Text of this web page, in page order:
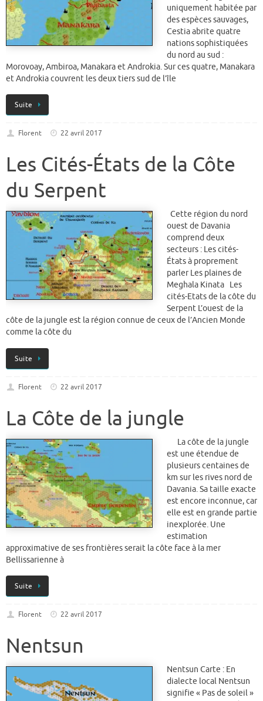
uniquement habitée par
des espèces sauvages,
Cestia abrite quatre
nations sophistiquées
du nord au sud :
Morovoay, Ambiroa, Manakara et Androkia. Sur ces quatre, Manakara
et Androkia couvrent les deux tiers sud de l’île
Suite
Florent 22 avril 2017
Les Cités-États de la Côte
du Serpent
Cette région du nord
ouest de Davania
comprend deux
secteurs : Les cités-
États à proprement
parler Les plaines de
Meghala Kinata Les
cités-Etats de la côte du
Serpent L’ouest de la
côte de la jungle est la région connue de ceux de l’Ancien Monde
comme la côte du
Suite
Florent 22 avril 2017
La Côte de la jungle
La côte de la jungle
est une étendue de
plusieurs centaines de
km sur les rives nord de
Davania. Sa taille exacte
est encore inconnue, car
elle est en grande partie
inexplorée. Une
estimation
approximative de ses frontières serait la côte face à la mer
Bellissarienne à
Suite
Florent 22 avril 2017
Nentsun
Nentsun Carte : En
dialecte local Nentsun
signifie « Pas de soleil »